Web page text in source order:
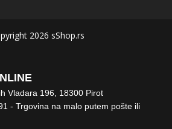
2026 sShop.rs
Vladara 196, 18300 Pirot
- Trgovina na malo putem pošte ili